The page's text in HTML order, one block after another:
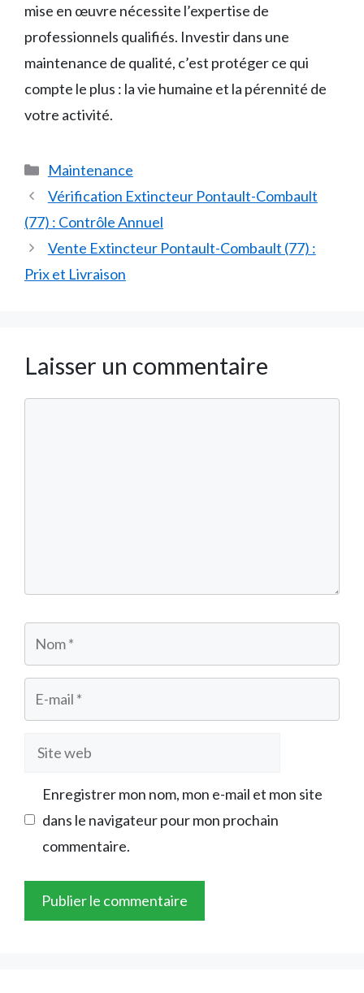
mise en œuvre nécessite l’expertise de
professionnels qualifiés. Investir dans une
maintenance de qualité, c’est protéger ce qui
compte le plus : la vie humaine et la pérennité de
votre activité.
Catégories
Maintenance
Vérification Extincteur Pontault-Combault
(77) : Contrôle Annuel
Vente Extincteur Pontault-Combault (77) :
Prix et Livraison
Laisser un commentaire
Nom
E-
mail
Site
Enregistrer mon nom, mon e-mail et mon site
dans le navigateur pour mon prochain
commentaire.